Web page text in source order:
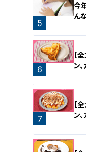
5
今
ん
6
【
ン
7
【
ン